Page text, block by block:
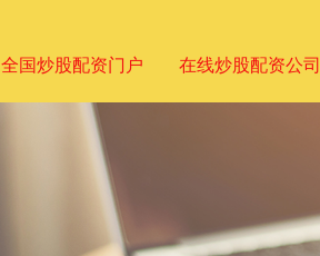
全国炒股配资门户 在线炒股配资公司